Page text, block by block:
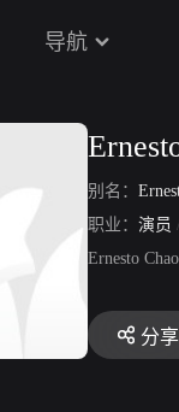
导航
别名：
职业： 演员
Ernesto
分享